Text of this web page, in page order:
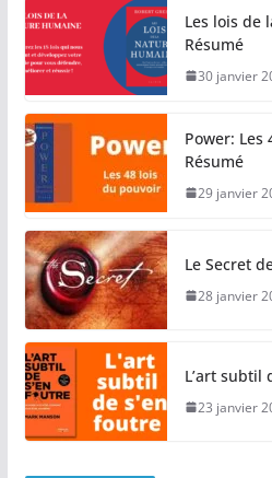
Les lois de
Résumé
30 janvier
Power: Les
Résumé
29 janvier
Le Secret
28 janvier
L’art subtil
23 janvier